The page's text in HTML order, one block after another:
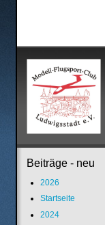
Beiträge - neu
2026
Startseite
2024